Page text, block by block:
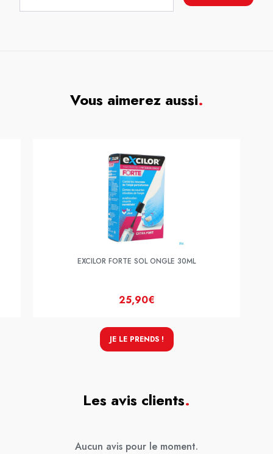
Vous aimerez aussi.
EXCILOR FORTE SOL ONGLE 30ML
25,90€
JE LE PRENDS !
Les avis clients.
Aucun avis pour le moment.